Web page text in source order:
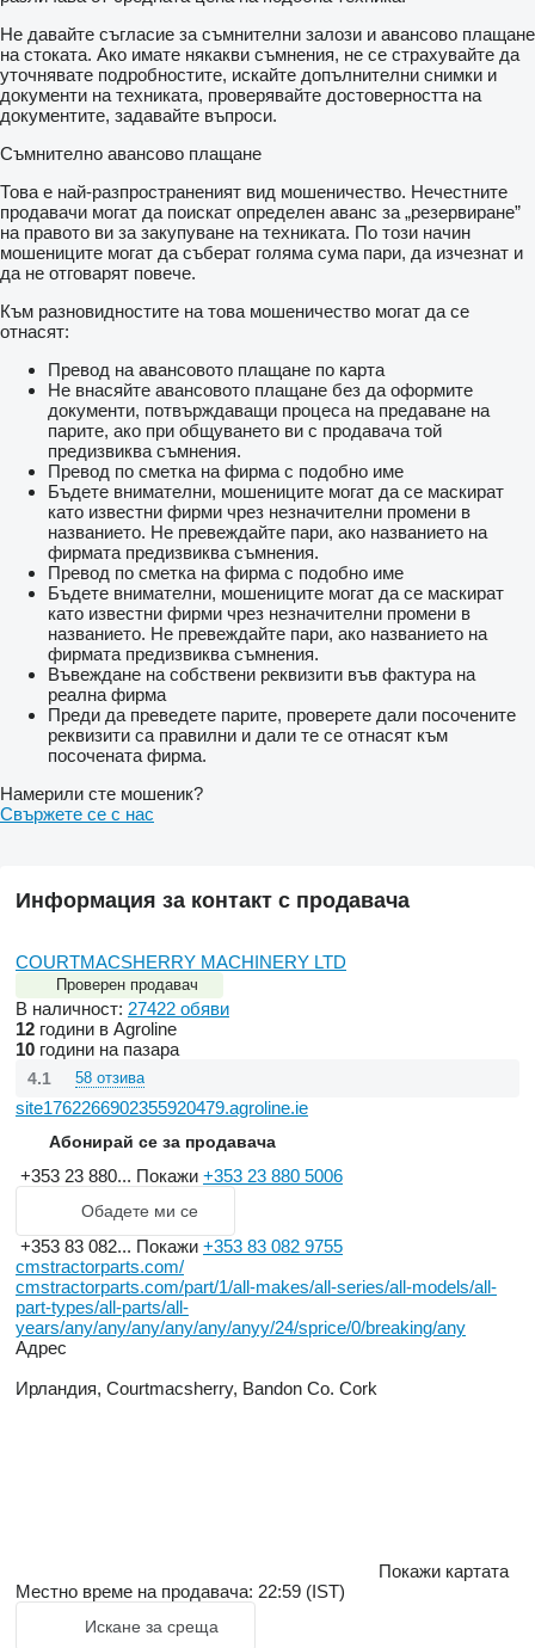
Не давайте съгласие за съмнителни залози и авансово плащане
на стоката. Ако имате някакви съмнения, не се страхувайте да
уточнявате подробностите, искайте допълнителни снимки и
документи на техниката, проверявайте достоверността на
документите, задавайте въпроси.
Съмнително авансово плащане
Това е най-разпространеният вид мошеничество. Нечестните
продавачи могат да поискат определен аванс за „резервиране”
на правото ви за закупуване на техниката. По този начин
мошениците могат да съберат голяма сума пари, да изчезнат и
да не отговарят повече.
Към разновидностите на това мошеничество могат да се
отнасят:
Превод на авансовото плащане по карта
Не внасяйте авансовото плащане без да оформите
документи, потвърждаващи процеса на предаване на
парите, ако при общуването ви с продавача той
предизвиква съмнения.
Превод по сметка на фирма с подобно име
Бъдете внимателни, мошениците могат да се маскират
като известни фирми чрез незначителни промени в
названието. Не превеждайте пари, ако названието на
фирмата предизвиква съмнения.
Превод по сметка на фирма с подобно име
Бъдете внимателни, мошениците могат да се маскират
като известни фирми чрез незначителни промени в
названието. Не превеждайте пари, ако названието на
фирмата предизвиква съмнения.
Въвеждане на собствени реквизити във фактура на
реална фирма
Преди да преведете парите, проверете дали посочените
реквизити са правилни и дали те се отнасят към
посочената фирма.
Намерили сте мошеник?
Свържете се с нас
Информация за контакт с продавача
COURTMACSHERRY MACHINERY LTD
Проверен продавач
В наличност: 27422 обяви
12 години в Agroline
10 години на пазара
4.1 58 отзива
site1762266902355920479.agroline.ie
Абонирай се за продавача
+353 23 880... Покажи +353 23 880 5006
Обадете ми се
+353 83 082... Покажи +353 83 082 9755
cmstractorparts.com/
cmstractorparts.com/part/1/all-makes/all-series/all-models/all-
part-types/all-parts/all-
years/any/any/any/any/any/anyy/24/sprice/0/breaking/any
Адрес
Ирландия, Courtmacsherry, Bandon Co. Cork
Покажи картата
Местно време на продавача: 22:59 (IST)
Искане за среща